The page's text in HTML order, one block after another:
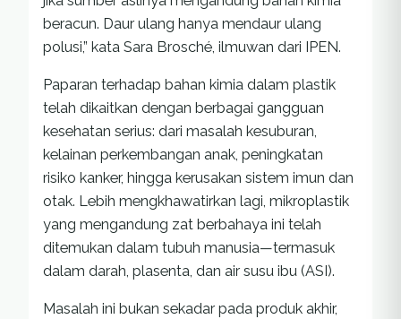
beracun. Daur ulang hanya mendaur ulang
polusi,” kata Sara Brosché, ilmuwan dari IPEN.
Paparan terhadap bahan kimia dalam plastik
telah dikaitkan dengan berbagai gangguan
kesehatan serius: dari masalah kesuburan,
kelainan perkembangan anak, peningkatan
risiko kanker, hingga kerusakan sistem imun dan
otak. Lebih mengkhawatirkan lagi, mikroplastik
yang mengandung zat berbahaya ini telah
ditemukan dalam tubuh manusia—termasuk
dalam darah, plasenta, dan air susu ibu (ASI).
Masalah ini bukan sekadar pada produk akhir,